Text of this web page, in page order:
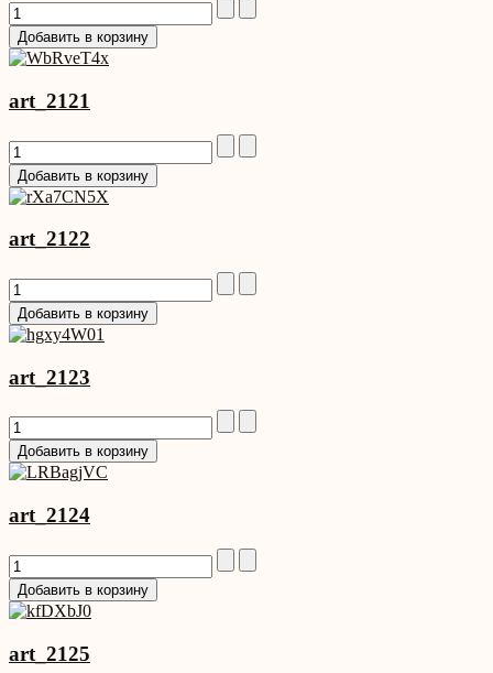
art_2121
art_2122
art_2123
art_2124
art_2125